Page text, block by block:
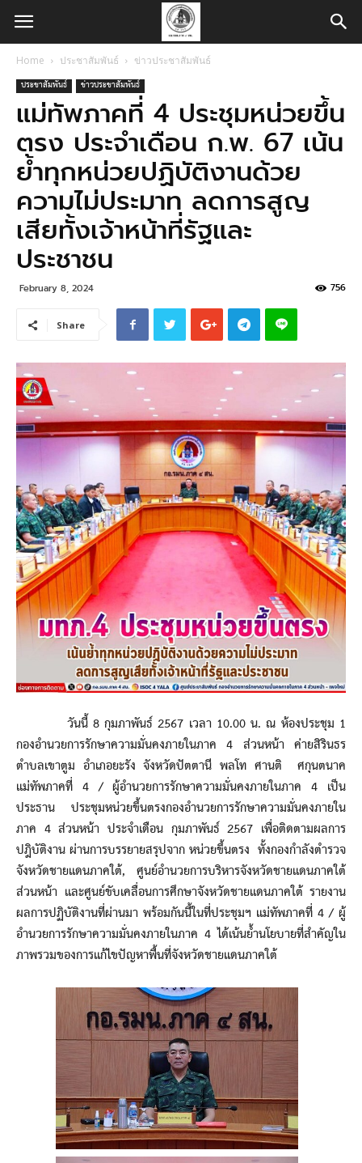
Home ประชาสัมพันธ์ ข่าวประชาสัมพันธ์
ประชาสัมพันธ์ ข่าวประชาสัมพันธ์
แม่ทัพภาคที่ 4 ประชุมหน่วยขึ้น
ตรง ประจำเดือน ก.พ. 67 เน้น
ย้ำทุกหน่วยปฏิบัติงานด้วย
ความไม่ประมาท ลดการสูญ
เสียทั้งเจ้าหน้าที่รัฐและ
ประชาชน
February 8, 2024 756
Share
วันนี้ 8 กุมภาพันธ์ 2567 เวลา 10.00 น. ณ ห้องประชุม 1
กองอำนวยการรักษาความมั่นคงภายในภาค 4 ส่วนหน้า ค่ายสิรินธร
ตำบลเขาตูม อำเภอยะรัง จังหวัดปัตตานี พลโท ศานติ ศกุนตนาค
แม่ทัพภาคที่ 4 / ผู้อำนวยการรักษาความมั่นคงภายในภาค 4 เป็น
ประธาน ประชุมหน่วยขึ้นตรงกองอำนวยการรักษาความมั่นคงภายใน
ภาค 4 ส่วนหน้า ประจำเดือน กุมภาพันธ์ 2567 เพื่อติดตามผลการ
ปฎิบัติงาน ผ่านการบรรยายสรุปจาก หน่วยขึ้นตรง ทั้งกองกำลังตำรวจ
จังหวัดชายแดนภาคใต้, ศูนย์อำนวยการบริหารจังหวัดชายแดนภาคใต้
ส่วนหน้า และศูนย์ขับเคลื่อนการศึกษาจังหวัดชายแดนภาคใต้ รายงาน
ผลการปฏิบัติงานที่ผ่านมา พร้อมกันนี้ในที่ประชุมฯ แม่ทัพภาคที่ 4 / ผู้
อำนวยการรักษาความมั่นคงภายในภาค 4 ได้เน้นย้ำนโยบายที่สำคัญใน
ภาพรวมของการแก้ไขปัญหาพื้นที่จังหวัดชายแดนภาคใต้